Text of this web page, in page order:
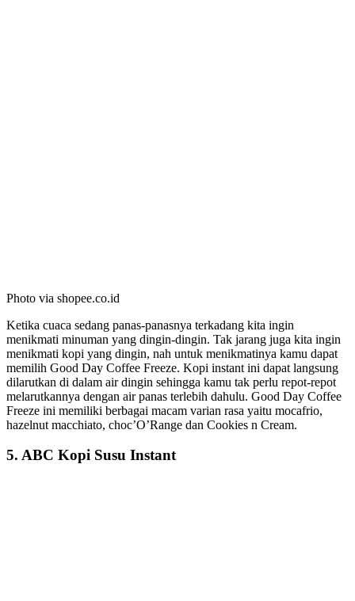
Photo via shopee.co.id
Ketika cuaca sedang panas-panasnya terkadang kita ingin
menikmati minuman yang dingin-dingin. Tak jarang juga kita ingin
menikmati kopi yang dingin, nah untuk menikmatinya kamu dapat
memilih Good Day Coffee Freeze. Kopi instant ini dapat langsung
dilarutkan di dalam air dingin sehingga kamu tak perlu repot-repot
melarutkannya dengan air panas terlebih dahulu. Good Day Coffee
Freeze ini memiliki berbagai macam varian rasa yaitu mocafrio,
hazelnut macchiato, choc’O’Range dan Cookies n Cream.
5. ABC Kopi Susu Instant